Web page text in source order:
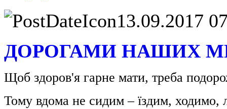
13.09.2017
ДОРОГАМИ НАШИХ
Щоб здоров'я гарне мати, треба
Тому вдома не сидим – їздим, ходимо,